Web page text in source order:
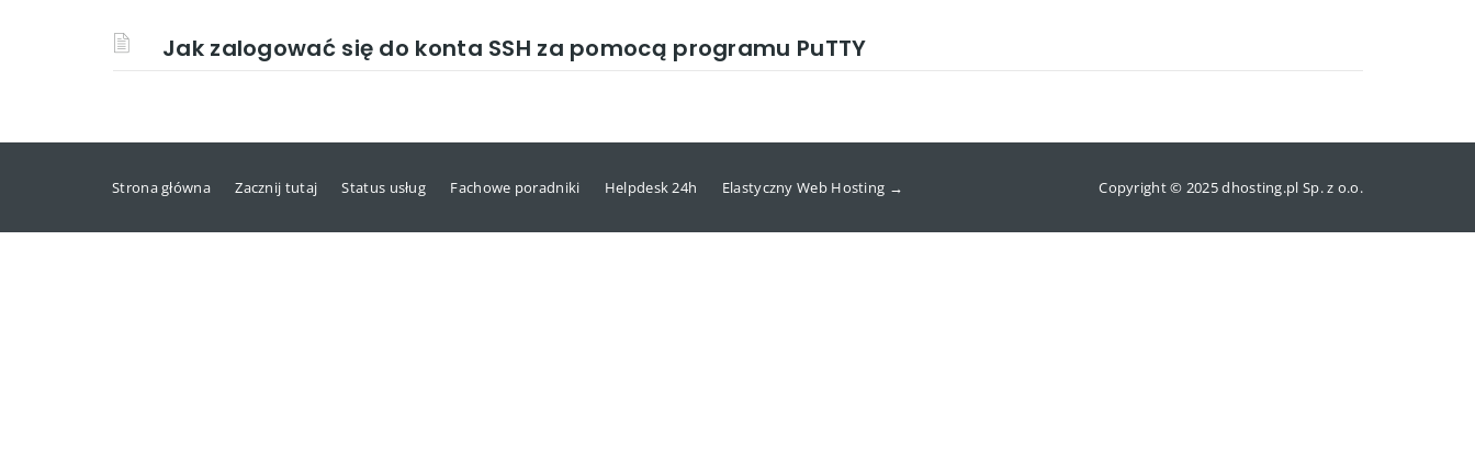
Jak zalogować się do konta SSH za pomocą programu PuTTY
Strona główna Zacznij tutaj Status usług Fachowe poradniki Helpdesk 24h Elastyczny Web Hosting → Copyright © 2025 dhosting.pl Sp. z o.o.